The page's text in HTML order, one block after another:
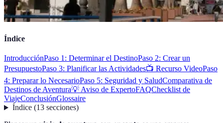
Índice
IntroducciónPaso 1: Determinar el DestinoPaso 2: Crear un
PresupuestoPaso 3: Planificar las Actividades📺 Recurso VideoPaso
4: Preparar lo NecesarioPaso 5: Seguridad y SaludComparativa de
Destinos de Aventura💡 Aviso de ExpertoFAQChecklist de
ViajeConclusiónGlossaire
Índice(13 secciones)